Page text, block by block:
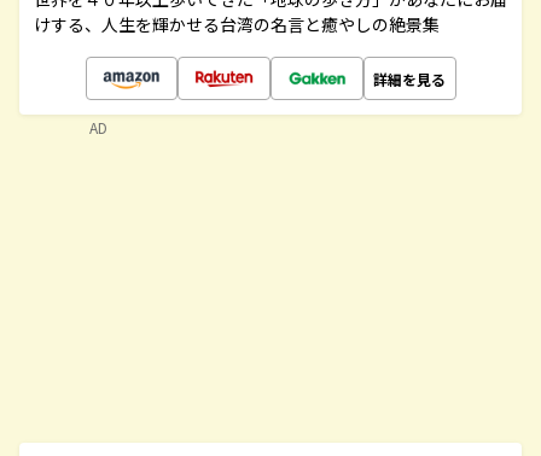
けする、人生を輝かせる台湾の名言と癒やしの絶景集
詳細を見る
AD